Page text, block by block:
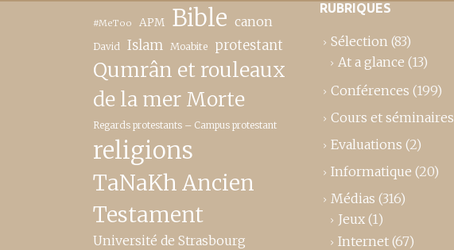
#MeToo APM Bible canon
David Islam Moabite protestant
Qumrân et rouleaux
de la mer Morte
Regards protestants – Campus protestant
religions
TaNaKh Ancien
Testament
Université de Strasbourg
RUBRIQUES
Sélection (83)
At a glance (13)
Conférences (199)
Cours et séminaires
Evaluations (2)
Informatique (20)
Médias (316)
Jeux (1)
Internet (67)